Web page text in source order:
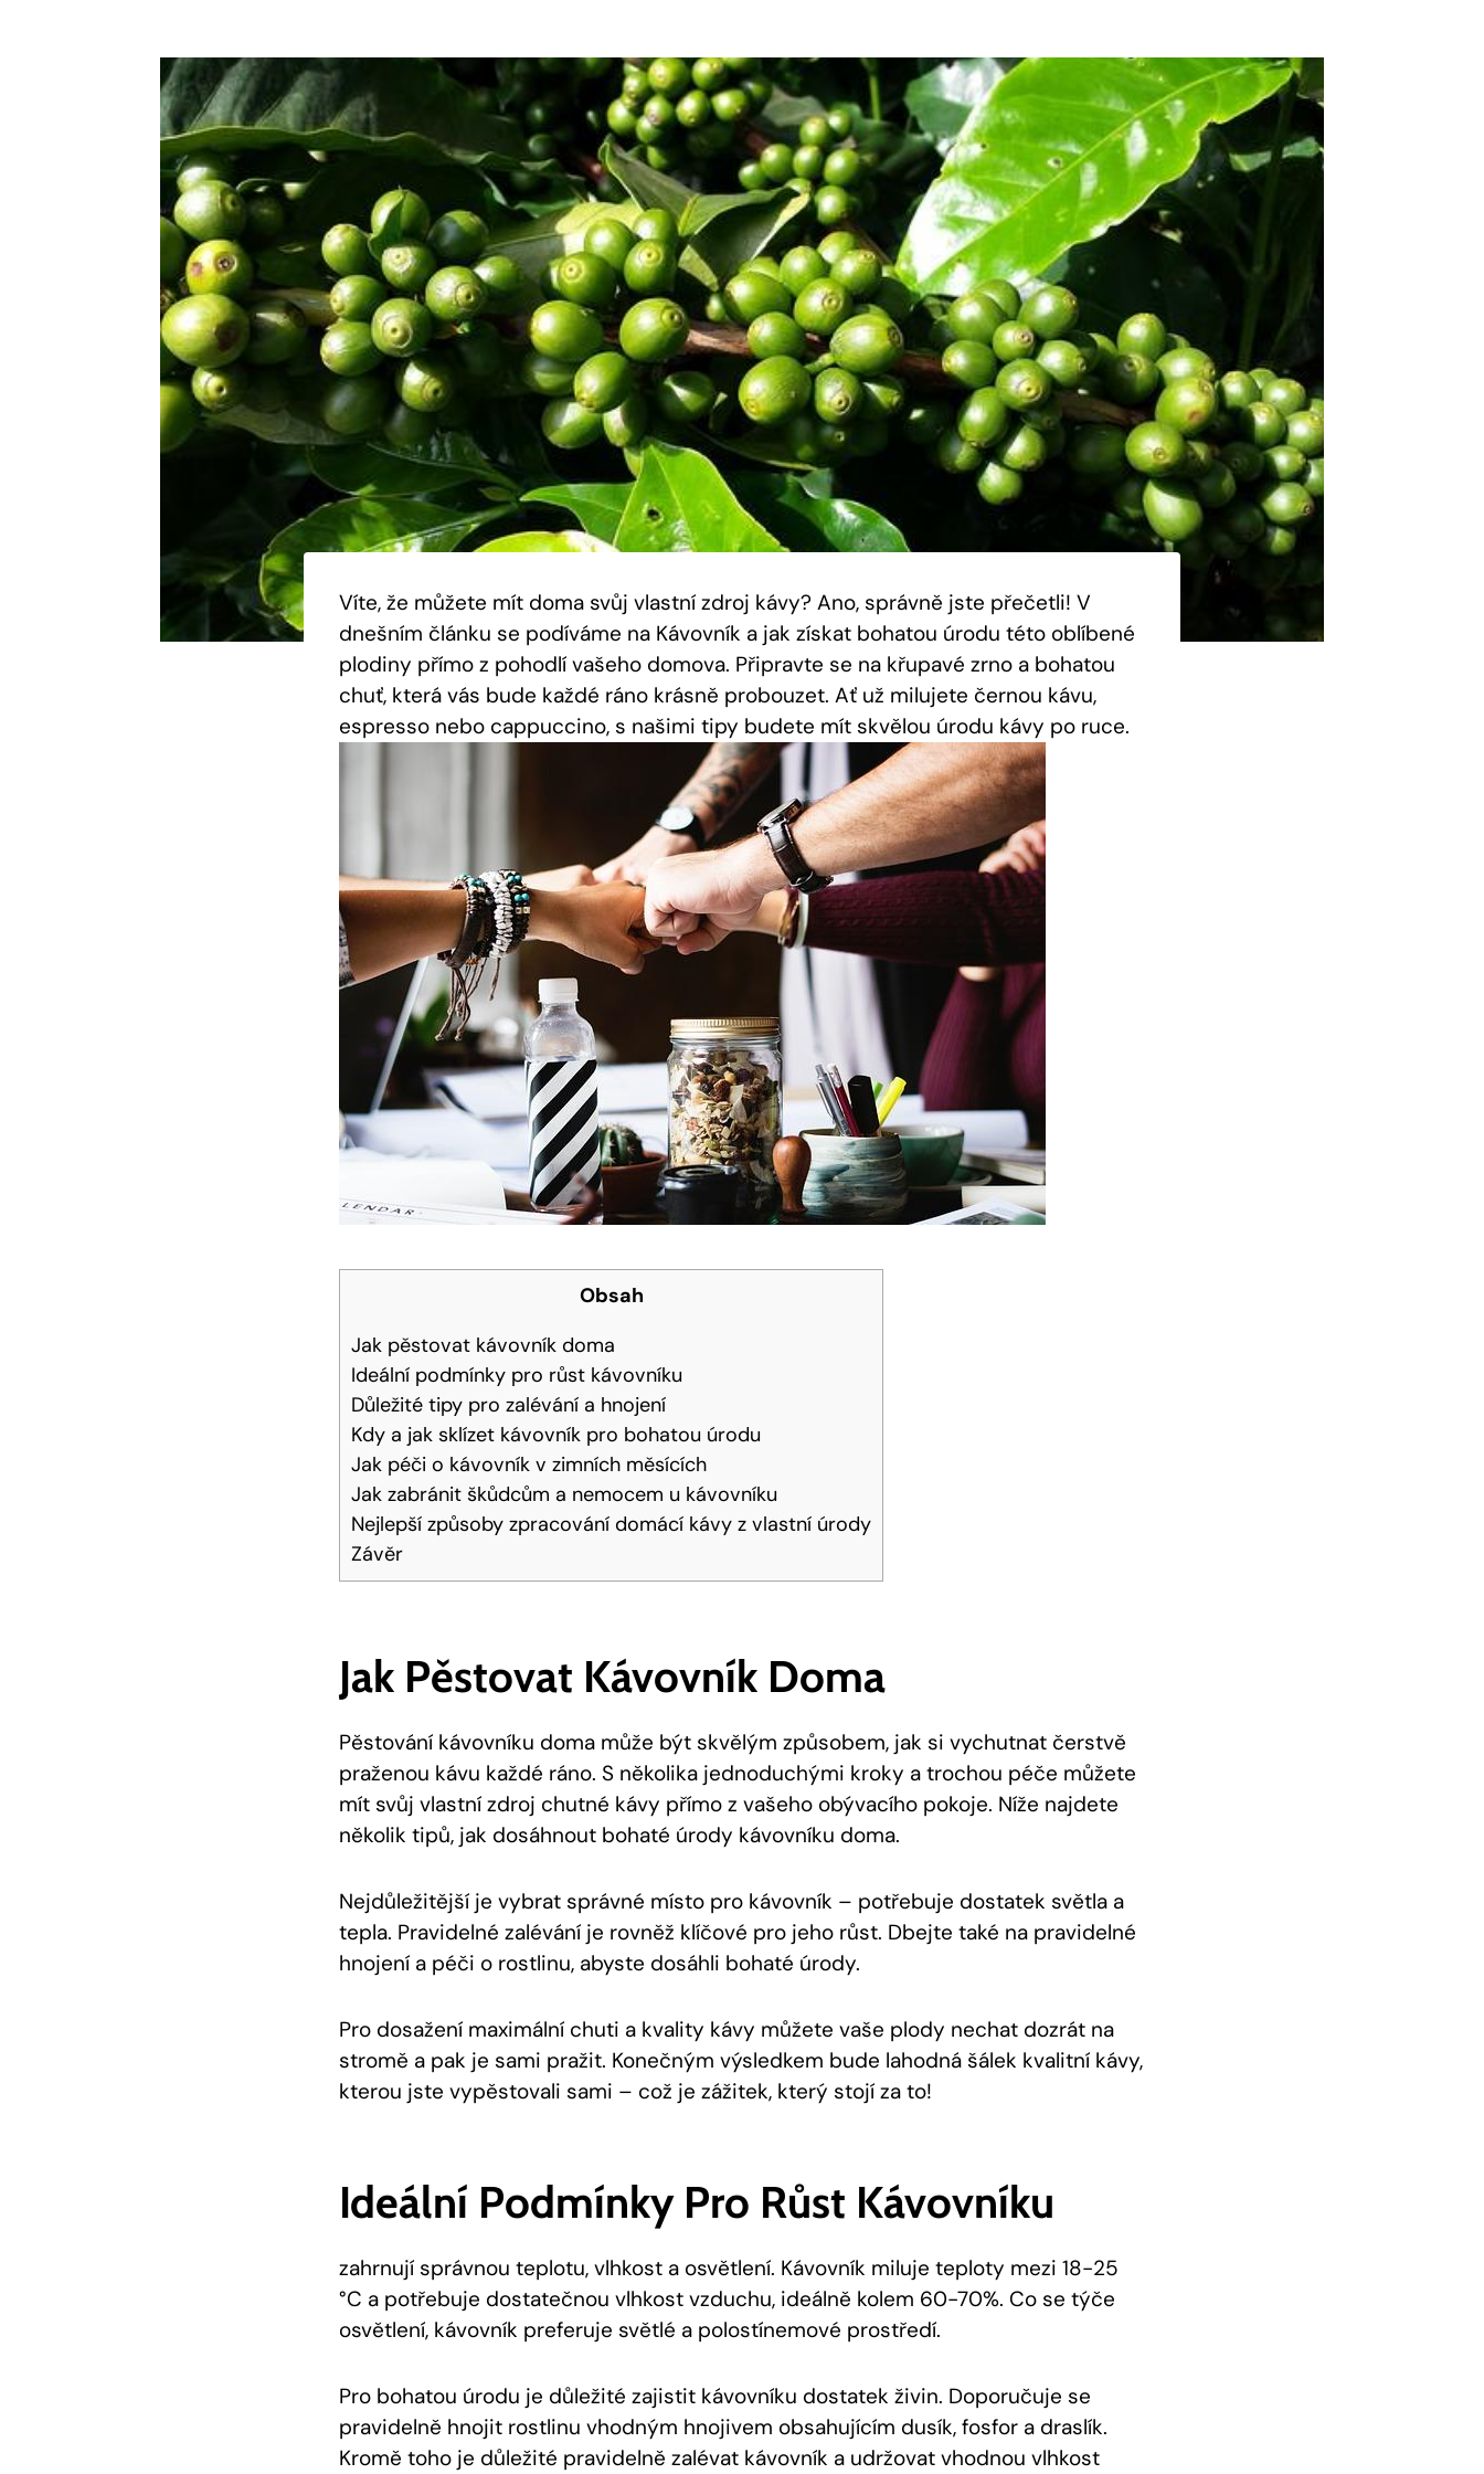
Víte, že můžete mít doma svůj vlastní zdroj kávy? Ano, správně jste přečetli! V
dnešním článku se podíváme na Kávovník a jak získat bohatou úrodu této oblíbené
plodiny přímo z pohodlí vašeho domova. Připravte se na křupavé zrno a bohatou
chuť, která vás bude každé ráno krásně probouzet. Ať už milujete černou kávu,
espresso nebo cappuccino, s našimi tipy budete mít skvělou úrodu kávy po ruce.
Obsah
Jak pěstovat kávovník doma
Ideální podmínky pro růst kávovníku
Důležité tipy pro zalévání a hnojení
Kdy a jak sklízet kávovník pro bohatou úrodu
Jak péči o kávovník v zimních měsících
Jak zabránit škůdcům a nemocem u kávovníku
Nejlepší způsoby zpracování domácí kávy z vlastní úrody
Závěr
Jak Pěstovat Kávovník Doma
Pěstování kávovníku doma může být skvělým způsobem, jak si vychutnat čerstvě
praženou kávu každé ráno. S několika jednoduchými kroky a trochou péče můžete
mít svůj vlastní zdroj chutné kávy přímo z vašeho obývacího pokoje. Níže najdete
několik tipů, jak dosáhnout bohaté úrody kávovníku doma.
Nejdůležitější je vybrat správné místo pro kávovník – potřebuje dostatek světla a
tepla. Pravidelné zalévání je rovněž klíčové pro jeho růst. Dbejte také na pravidelné
hnojení a péči o rostlinu, abyste dosáhli bohaté úrody.
Pro dosažení maximální chuti a kvality kávy můžete vaše plody nechat dozrát na
stromě a pak je sami pražit. Konečným výsledkem bude lahodná šálek kvalitní kávy,
kterou jste vypěstovali sami – což je zážitek, který stojí za to!
Ideální Podmínky Pro Růst Kávovníku
zahrnují správnou teplotu, vlhkost a osvětlení. Kávovník miluje teploty mezi 18-25
°C a potřebuje dostatečnou vlhkost vzduchu, ideálně kolem 60-70%. Co se týče
osvětlení, kávovník preferuje světlé a polostínemové prostředí.
Pro bohatou úrodu je důležité zajistit kávovníku dostatek živin. Doporučuje se
pravidelně hnojit rostlinu vhodným hnojivem obsahujícím dusík, fosfor a draslík.
Kromě toho je důležité pravidelně zalévat kávovník a udržovat vhodnou vlhkost